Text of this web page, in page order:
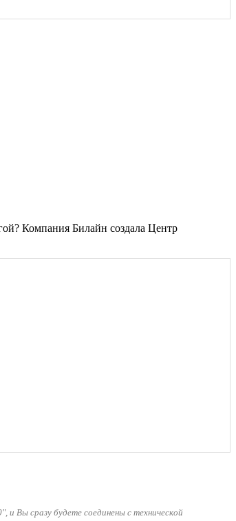
Компания Билайн создала Центр
Вы сразу будете соединены с технической